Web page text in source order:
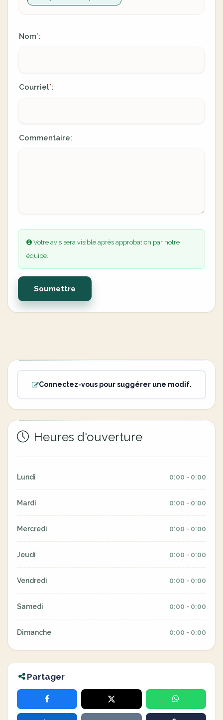
Nom*:
Courriel*:
Commentaire:
Votre avis sera visible après approbation par notre
équipe.
Soumettre
Connectez-vous pour suggérer une modif.
Heures d'ouverture
Lundi 0:00 - 0:00
Mardi 0:00 - 0:00
Mercredi 0:00 - 0:00
Jeudi 0:00 - 0:00
Vendredi 0:00 - 0:00
Samedi 0:00 - 0:00
Dimanche 0:00 - 0:00
Partager